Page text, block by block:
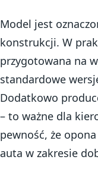
Model jest
konstrukcji. W
przygotowana na
standardowe
Dodatkowo
– to ważne dla
pewność, że
auta w zakresie